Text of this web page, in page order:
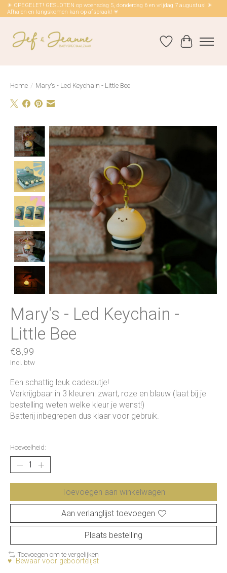
☀ OPEGELET! GESLOTEN op woensdag 5, donderdag 6 en vrijdag 7 augustus! ☀
Afhalen en langskomen kan op afspraak! ☀
Verlanglijst
Home / Mary's - Led Keychain - Little Bee
Product image slideshow Items
Mary's - Led Keychain -
Little Bee
€8,99
Incl. btw
Een schattig leuk cadeautje!
Verkrijgbaar in 3 kleuren: zwart, roze en blauw (laat bij je
bestelling weten welke kleur je wenst!)
Batterij inbegrepen dus klaar voor gebruik.
Hoeveelheid:
Toevoegen aan winkelwagen
Aan verlanglijst toevoegen
Plaats bestelling
Toevoegen om te vergelijken
♥ Bewaar voor geboortelijst